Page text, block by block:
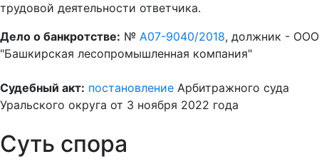
трудовой деятельности ответчика.
Дело о банкротстве: № А07-9040/2018, должник - ООО
"Башкирская лесопромышленная компания"
Судебный акт: постановление Арбитражного суда
Уральского округа от 3 ноября 2022 года
Суть спора